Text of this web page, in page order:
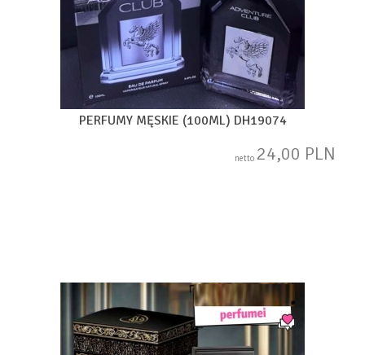
PERFUMY MĘSKIE (100ML) DH19074
netto 24,00 PLN